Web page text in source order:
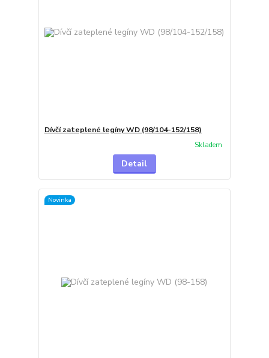
Dívčí zateplené legíny WD (98/104-152/158)
Skladem
Detail
Novinka